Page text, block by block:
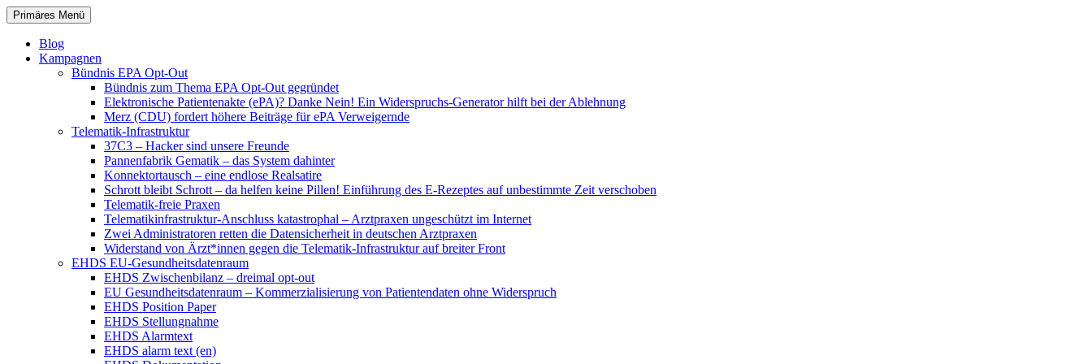
Zum
Inhalt
springen
patientenrechte-datenschutz.de
Suchen
Primäres Menü
Blog
Kampagnen
Bündnis EPA Opt-Out
Bündnis zum Thema EPA Opt-Out gegründet
Elektronische Patientenakte (ePA)? Danke Nein! Ein Widerspruchs-Generator hilft bei der Ablehnung
Merz (CDU) fordert höhere Beiträge für ePA Verweigernde
Telematik-Infrastruktur
37C3 – Hacker sind unsere Freunde
Pannenfabrik Gematik – das System dahinter
Konnektortausch – eine endlose Realsatire
Schrott bleibt Schrott – da helfen keine Pillen! Einführung des E-Rezeptes auf unbestimmte Zeit verschoben
Telematik-freie Praxen
Telematikinfrastruktur-Anschluss katastrophal – Arztpraxen ungeschützt im Internet
Zwei Administratoren retten die Datensicherheit in deutschen Arztpraxen
Widerstand von Ärzt*innen gegen die Telematik-Infrastruktur auf breiter Front
EHDS EU-Gesundheitsdatenraum
EHDS Zwischenbilanz – dreimal opt-out
EU Gesundheitsdatenraum – Kommerzialisierung von Patientendaten ohne Widerspruch
EHDS Position Paper
EHDS Stellungnahme
EHDS Alarmtext
EHDS alarm text (en)